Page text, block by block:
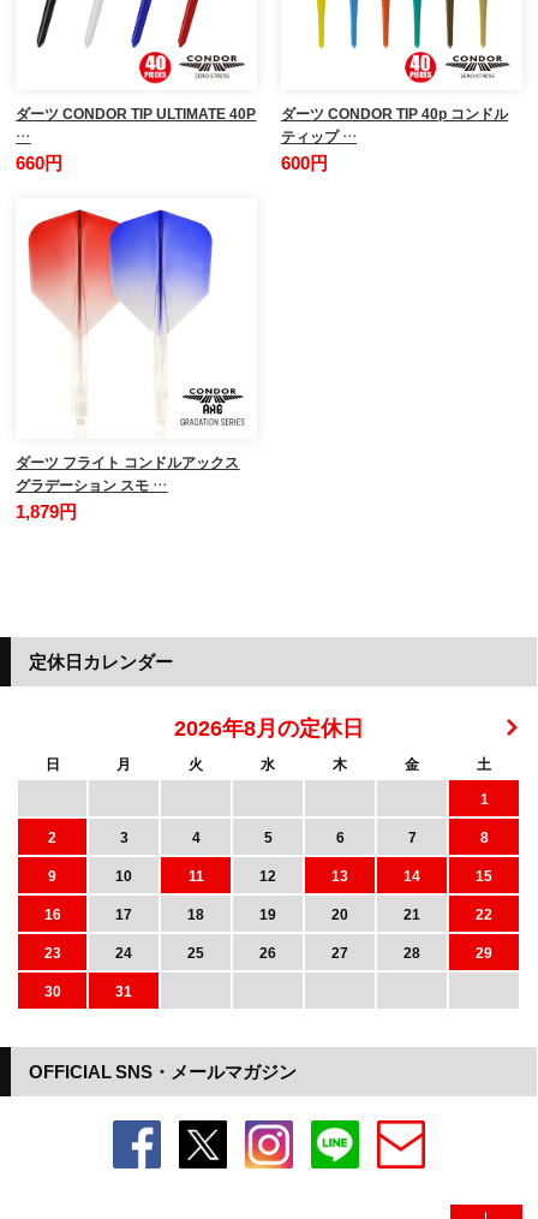
ダーツ CONDOR TIP ULTIMATE 40P
…
660円
ダーツ CONDOR TIP 40p コンドル
ティップ …
600円
ダーツ フライト コンドルアックス
グラデーション スモ …
1,879円
OFFICIAL SNS・メールマガジン
定休日カレンダー
2026年8月の定休日
日 月 火 水 木 金
土
1
2
3 4 5 6 7
8
9
10 11 12 13 14
15
16
17 18 19 20 21
22
23
24 25 26 27 28
29
30
31